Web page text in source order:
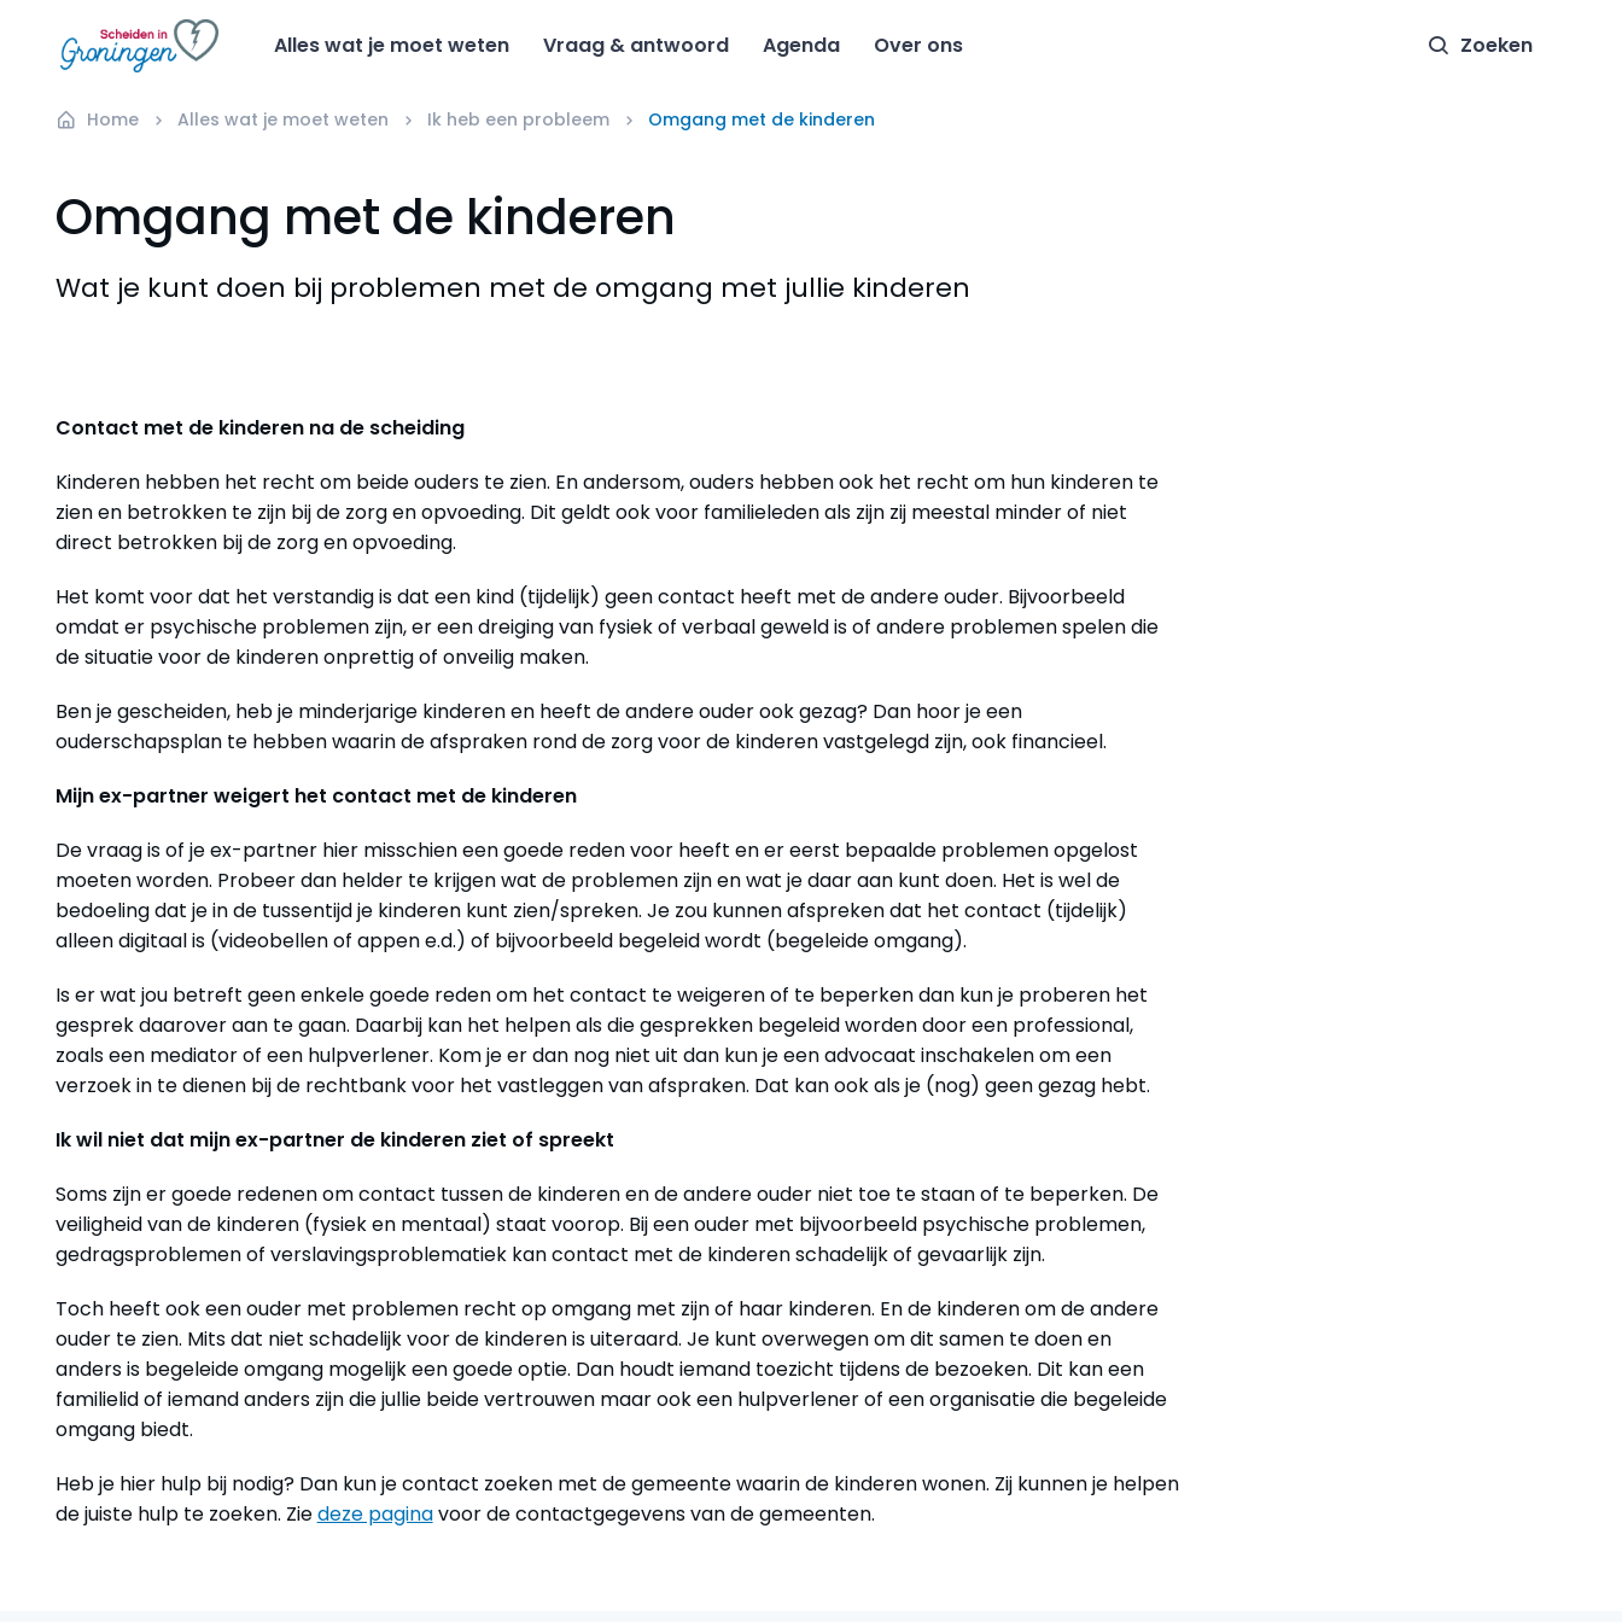
Alles wat je moet weten Vraag & antwoord Agenda Over ons Zoeken
Home Alles wat je moet weten Ik heb een probleem Omgang met de kinderen
Omgang met de kinderen
Wat je kunt doen bij problemen met de omgang met jullie kinderen
Contact met de kinderen na de scheiding
Kinderen hebben het recht om beide ouders te zien. En andersom, ouders hebben ook het recht om hun kinderen te
zien en betrokken te zijn bij de zorg en opvoeding. Dit geldt ook voor familieleden als zijn zij meestal minder of niet
direct betrokken bij de zorg en opvoeding.
Het komt voor dat het verstandig is dat een kind (tijdelijk) geen contact heeft met de andere ouder. Bijvoorbeeld
omdat er psychische problemen zijn, er een dreiging van fysiek of verbaal geweld is of andere problemen spelen die
de situatie voor de kinderen onprettig of onveilig maken.
Ben je gescheiden, heb je minderjarige kinderen en heeft de andere ouder ook gezag? Dan hoor je een
ouderschapsplan te hebben waarin de afspraken rond de zorg voor de kinderen vastgelegd zijn, ook financieel.
Mijn ex-partner weigert het contact met de kinderen
De vraag is of je ex-partner hier misschien een goede reden voor heeft en er eerst bepaalde problemen opgelost
moeten worden. Probeer dan helder te krijgen wat de problemen zijn en wat je daar aan kunt doen. Het is wel de
bedoeling dat je in de tussentijd je kinderen kunt zien/spreken. Je zou kunnen afspreken dat het contact (tijdelijk)
alleen digitaal is (videobellen of appen e.d.) of bijvoorbeeld begeleid wordt (begeleide omgang).
Is er wat jou betreft geen enkele goede reden om het contact te weigeren of te beperken dan kun je proberen het
gesprek daarover aan te gaan. Daarbij kan het helpen als die gesprekken begeleid worden door een professional,
zoals een mediator of een hulpverlener. Kom je er dan nog niet uit dan kun je een advocaat inschakelen om een
verzoek in te dienen bij de rechtbank voor het vastleggen van afspraken. Dat kan ook als je (nog) geen gezag hebt.
Ik wil niet dat mijn ex-partner de kinderen ziet of spreekt
Soms zijn er goede redenen om contact tussen de kinderen en de andere ouder niet toe te staan of te beperken. De
veiligheid van de kinderen (fysiek en mentaal) staat voorop. Bij een ouder met bijvoorbeeld psychische problemen,
gedragsproblemen of verslavingsproblematiek kan contact met de kinderen schadelijk of gevaarlijk zijn.
Toch heeft ook een ouder met problemen recht op omgang met zijn of haar kinderen. En de kinderen om de andere
ouder te zien. Mits dat niet schadelijk voor de kinderen is uiteraard. Je kunt overwegen om dit samen te doen en
anders is begeleide omgang mogelijk een goede optie. Dan houdt iemand toezicht tijdens de bezoeken. Dit kan een
familielid of iemand anders zijn die jullie beide vertrouwen maar ook een hulpverlener of een organisatie die begeleide
omgang biedt.
Heb je hier hulp bij nodig? Dan kun je contact zoeken met de gemeente waarin de kinderen wonen. Zij kunnen je helpen
de juiste hulp te zoeken. Ziedeze paginavoor de contactgegevens van de gemeenten.